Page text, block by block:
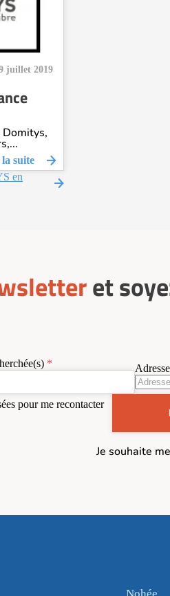
juillet 2019
Domitys,
suite
en
et
pour me recontacter
Je souhaite me